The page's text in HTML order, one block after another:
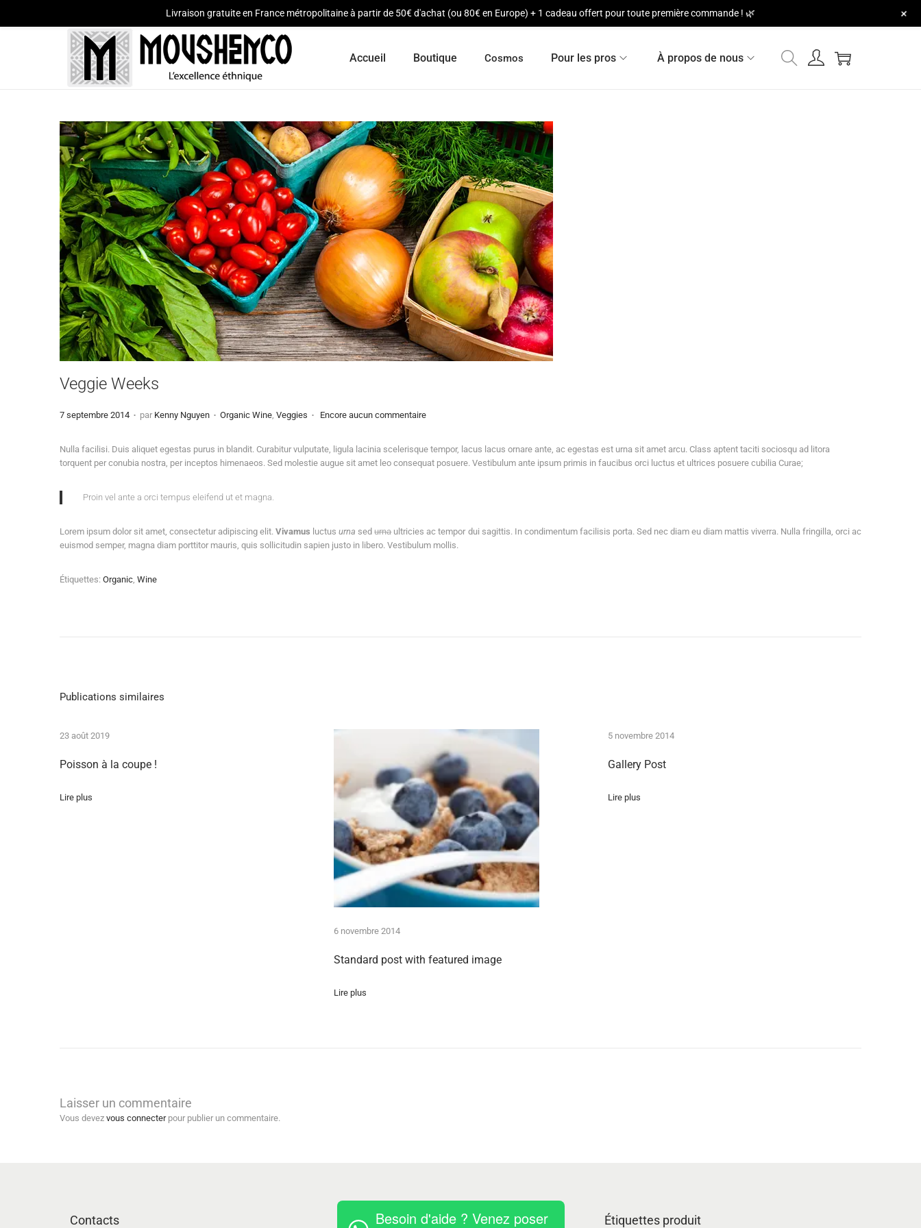
Accueil Boutique Cosmos Pour les pros À propos de nous
Veggie Weeks
Publié
7 septembre 2014 . par Kenny Nguyen . Publié
Organic Wine Veggies . Encore aucun commentaire
Nulla facilisi. Duis aliquet egestas purus in blandit. Curabitur vulputate, ligula lacinia scelerisque tempor, lacus lacus ornare ante, ac egestas est urna sit amet arcu. Class aptent taciti sociosqu ad litora
torquent per conubia nostra, per inceptos himenaeos. Sed molestie augue sit amet leo consequat posuere. Vestibulum ante ipsum primis in faucibus orci luctus et ultrices posuere cubilia Curae;
Proin vel ante a orci tempus eleifend ut et magna.
Lorem ipsum dolor sit amet, consectetur adipiscing elit.Vivamus luctusurna sedurnaultricies ac tempor dui sagittis. In condimentum facilisis porta. Sed nec diam eu diam mattis viverra. Nulla fringilla, orci ac
euismod semper, magna diam porttitor mauris, quis sollicitudin sapien justo in libero. Vestibulum mollis.
Étiquettes: Organic Wine
Publications similaires
23 août 2019
Poisson à la coupe !
Lire plus
6 novembre 2014
Standard post with featured image
Lire plus
5 novembre 2014
Gallery Post
Lire plus
Laisser un commentaire
Vous devez vous connecterpour publier un commentaire.
Contacts Besoin d'aide ? Venez poser Étiquettes produit
Livraison gratuite en France métropolitaine à partir de 50€ d'achat (ou 80€ en Europe) + 1 cadeau offert pour toute première commande ! 🌿 +